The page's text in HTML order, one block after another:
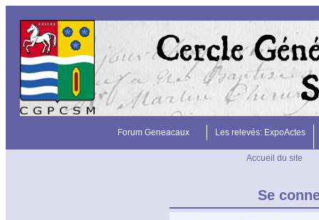
Forum Geneacaux Les relevés: ExpoActes
Accueil du site
Se